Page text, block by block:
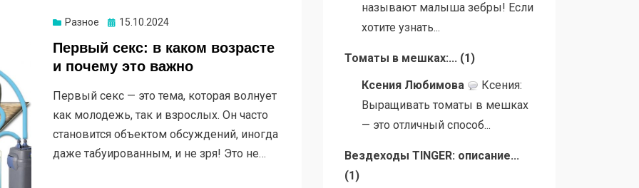
Разное Опубликовано
15.10.2024
Первый секс: в каком возрасте
и почему это важно
Первый секс — это тема, которая волнует
как молодежь, так и взрослых. Он часто
становится объектом обсуждений, иногда
даже табуированным, и не зря! Это не…
называют малыша зебры! Если
хотите узнать...
Томаты в мешках:... (1)
Ксения Любимова
Ксения:
Выращивать томаты в мешках
— это отличный способ...
Вездеходы TINGER: описание...
(1)